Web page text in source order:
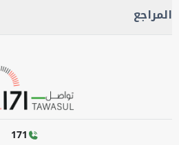
المراجع
171